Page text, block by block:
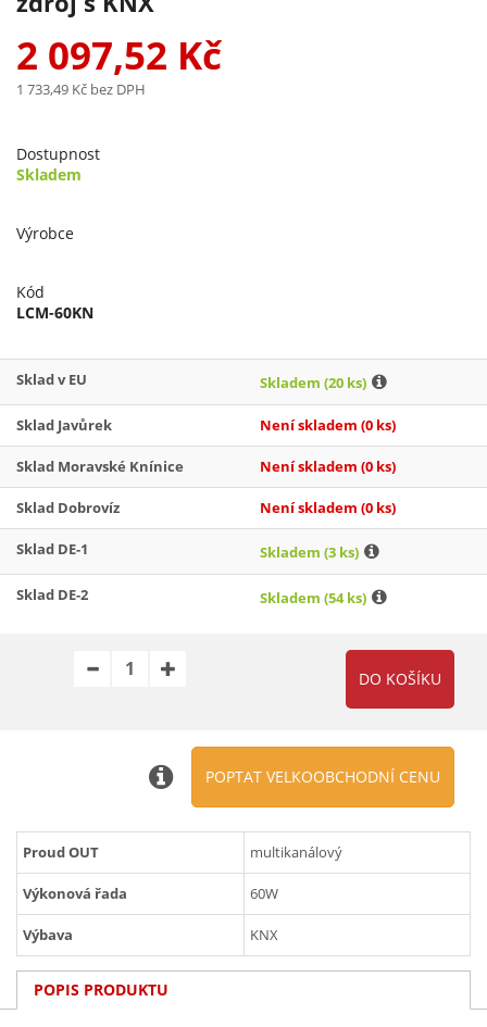
2 097,52 Kč
1 733,49 Kč bez DPH
Dostupnost
Skladem
Výrobce
Kód
LCM-60KN
Sklad v EU Skladem (20 ks)
Sklad Javůrek Není skladem (0 ks)
Sklad Moravské Knínice Není skladem (0 ks)
Sklad Dobrovíz Není skladem (0 ks)
Sklad DE-1 Skladem (3 ks)
Sklad DE-2 Skladem (54 ks)
POPTAT VELKOOBCHODNÍ CENU
Proud OUT multikanálový
Výkonová řada 60W
Výbava KNX
POPIS PRODUKTU